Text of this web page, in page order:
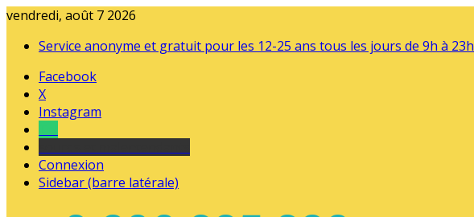
vendredi, août 7 2026
Service anonyme et gratuit pour les 12-25 ans tous les jours de 9h à 23h
Facebook
X
Instagram
Connexion
Sidebar (barre latérale)